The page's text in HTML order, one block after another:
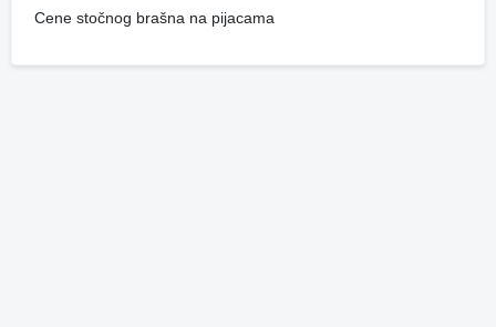
Cene stočnog brašna na pijacama